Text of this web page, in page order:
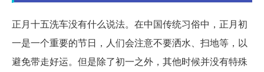
正月十五洗车没有什么说法。在中国传统习俗中，正月初
一是一个重要的节日，人们会注意不要洒水、扫地等，以
避免带走好运。但是除了初一之外，其他时候并没有特殊